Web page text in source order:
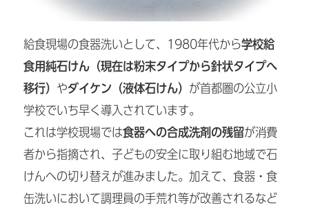
給食現場の食器洗いとして、1980年代から学校給
食用純石けん（現在は粉末タイプから針状タイプへ
移行） やダイケン（液体石けん） が首都圏の公立小
学校でいち早く導入されています。
これは学校現場では食器への合成洗剤の残留が消費
者から指摘され、子どもの安全に取り組む地域で石
けんへの切り替えが進みました。加えて、食器・食
缶洗いにおいて調理員の手荒れ等が改善されるなど